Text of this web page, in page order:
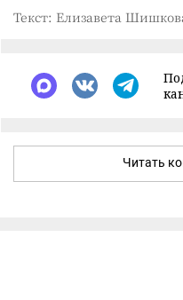
Текст: Елизавета
Читать